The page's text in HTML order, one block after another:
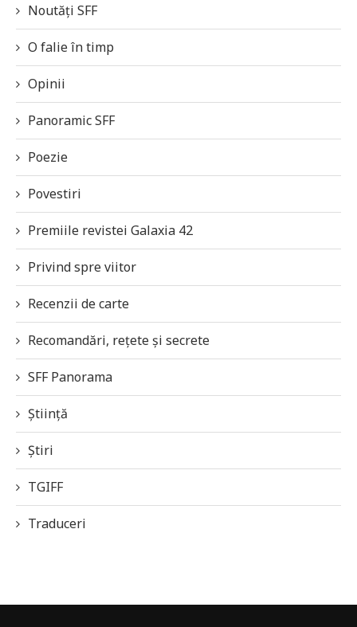
Noutăți SFF
O falie în timp
Opinii
Panoramic SFF
Poezie
Povestiri
Premiile revistei Galaxia 42
Privind spre viitor
Recenzii de carte
Recomandări, rețete și secrete
SFF Panorama
Știință
Știri
TGIFF
Traduceri